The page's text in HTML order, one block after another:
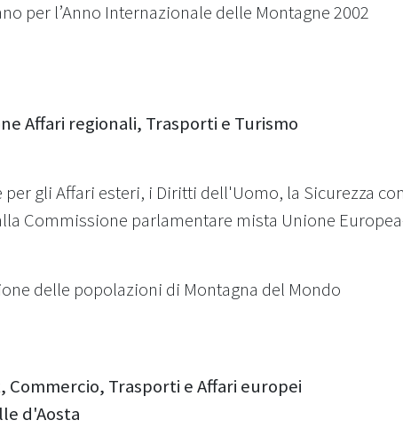
per l’Anno Internazionale delle Montagne 2002
Affari regionali, Trasporti e Turismo
gli Affari esteri, i Diritti dell'Uomo, la Sicurezza
Commissione parlamentare mista Unione
delle popolazioni di Montagna del Mondo
Commercio, Trasporti e Affari europei
d'Aosta